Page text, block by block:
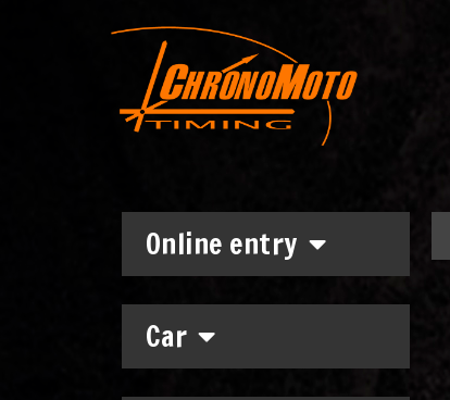
Online entry
Car